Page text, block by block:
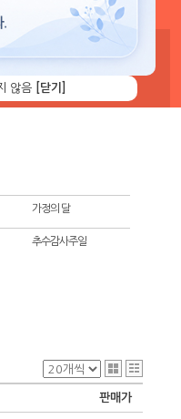
그인 하시면 보유 캐쉬 확
다.
가정의 달
추수감사주일
판매가
않음 [닫기]